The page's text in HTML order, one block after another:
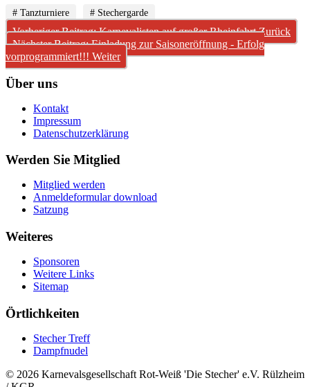
# Tanzturniere # Stechergarde
Vorheriger Beitrag: Karnevalisten auf großer RheinfahrtZurück
Nächster Beitrag: Einladung zur Saisoneröffnung - Erfolg
vorprogrammiert!!! Weiter
Über uns
Kontakt
Impressum
Datenschutzerklärung
Werden Sie Mitglied
Mitglied werden
Anmeldeformular download
Satzung
Weiteres
Sponsoren
Weitere Links
Sitemap
Örtlichkeiten
Stecher Treff
Dampfnudel
© 2026 Karnevalsgesellschaft Rot-Weiß 'Die Stecher' e.V. Rülzheim